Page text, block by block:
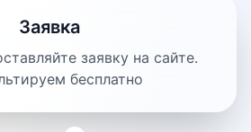
Заявка
заявку на сайте.
бесплатно